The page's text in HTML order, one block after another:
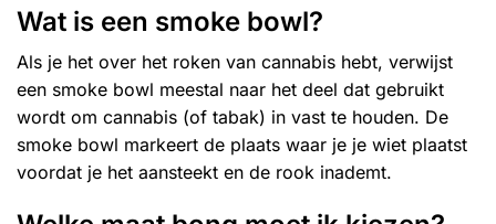
Wat is een smoke bowl?
Als je het over het roken van cannabis hebt, verwijst
een smoke bowl meestal naar het deel dat gebruikt
wordt om cannabis (of tabak) in vast te houden. De
smoke bowl markeert de plaats waar je je wiet plaatst
voordat je het aansteekt en de rook inademt.